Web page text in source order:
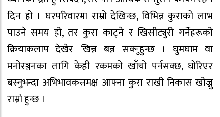
दिन हो । घरपरिवारमा राम्रो देखिन्छ, विभिन्न कुराको लाभ
पाउने समय हो, तर कुरा काट्ने र खिसीट्युरी गर्नेहरूको
क्रियाकलाप देखेर खिन्न बन्न सक्नुहुन्छ । घुमघाम वा
मनोरञ्जनका लागि केही रकमको खाँचो पर्नसक्छ, घोरिएर
बस्नुभन्दा अभिभावकसमक्ष आफ्ना कुरा राखी निकास खोज्नु
राम्रो हुन्छ ।